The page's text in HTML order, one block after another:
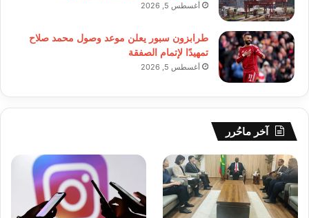
أغسطس 5, 2026
طرابزون سبور يعلن موعد وصول محمد صلاح
تمهيدًا لإتمام الصفقة
أغسطس 5, 2026
آخر ماحُرر